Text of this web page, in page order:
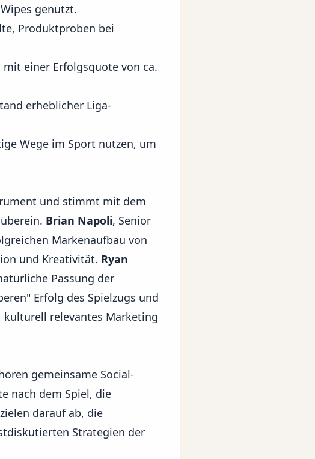
genutzt.
Produktproben bei
einer Erfolgsquote von ca.
erheblicher Liga-
Wege im Sport nutzen, um
und stimmt mit dem
Brian Napoli, Senior
Markenaufbau von
und Kreativität. Ryan
Passung der
Erfolg des Spielzugs und
kulturell relevantes Marketing
gemeinsame Social-
nach dem Spiel, die
darauf ab, die
Strategien der